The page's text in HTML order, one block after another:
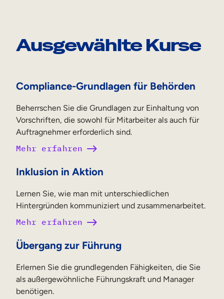
Ausgewählte Kurse
Compliance-Grundlagen für Behörden
Beherrschen Sie die Grundlagen zur Einhaltung von
Vorschriften, die sowohl für Mitarbeiter als auch für
Auftragnehmer erforderlich sind.
Mehr erfahren
Inklusion in Aktion
Lernen Sie, wie man mit unterschiedlichen
Hintergründen kommuniziert und zusammenarbeitet.
Mehr erfahren
Übergang zur Führung
Erlernen Sie die grundlegenden Fähigkeiten, die Sie
als außergewöhnliche Führungskraft und Manager
benötigen.